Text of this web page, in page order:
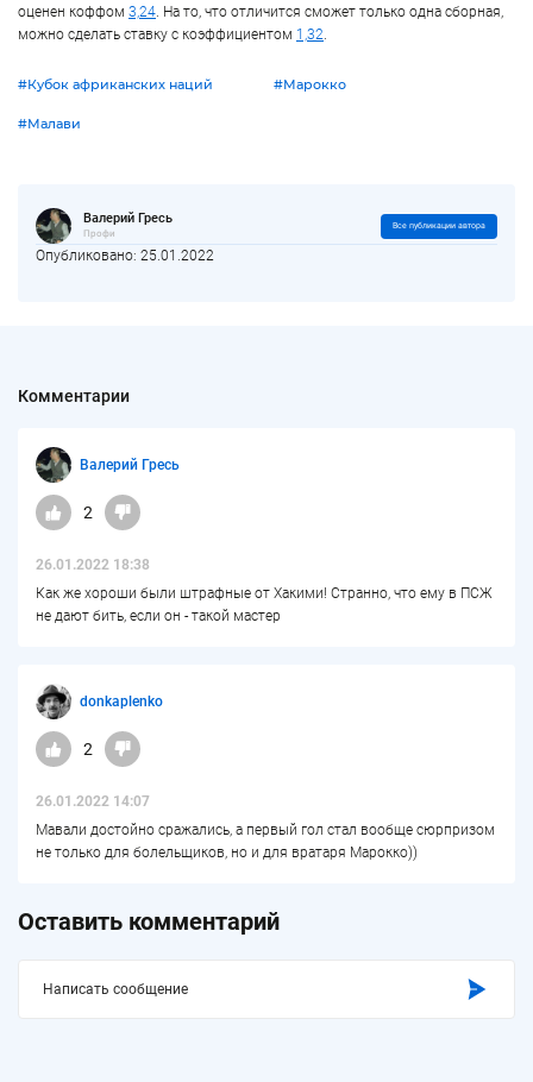
оценен коффом 3,24. На то, что отличится сможет только одна сборная,
можно сделать ставку с коэффициентом 1,32.
#Кубок африканских наций
#Малави
#Марокко
Валерий Гресь
Профи
Все публикации автора
Опубликовано: 25.01.2022
Комментарии
Валерий Гресь
2
26.01.2022 18:38
Как же хороши были штрафные от Хакими! Странно, что ему в ПСЖ
не дают бить, если он - такой мастер
donkaplenko
2
26.01.2022 14:07
Мавали достойно сражались, а первый гол стал вообще сюрпризом
не только для болельщиков, но и для вратаря Марокко))
Оставить комментарий
Написать сообщение